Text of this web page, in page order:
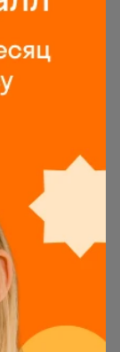
Их
реальном
Показать
к
к
По
пока
тест